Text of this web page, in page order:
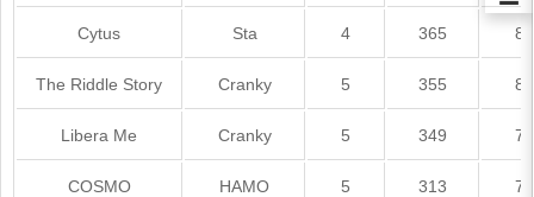
Cytus Sta 4 365 8
The Riddle Story Cranky 5 355 8
Libera Me Cranky 5 349 7
COSMO HAMO 5 313 7